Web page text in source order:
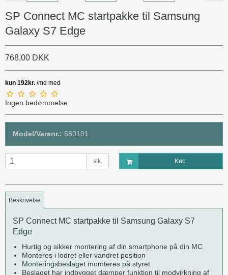
SP Connect MC startpakke til Samsung
Galaxy S7 Edge
768,00 DKK
Ingen bedømmelse
Model/Varenr.: 580191
stk. Køb
Beskrivelse
SP Connect MC startpakke til Samsung Galaxy S7
Edge
Hurtig og sikker montering af din smartphone på din MC
Monteres i lodret eller vandret position
Monteringsbeslaget momteres på styret
Beslaget har indbygget dæmper funktion til modvirkning af